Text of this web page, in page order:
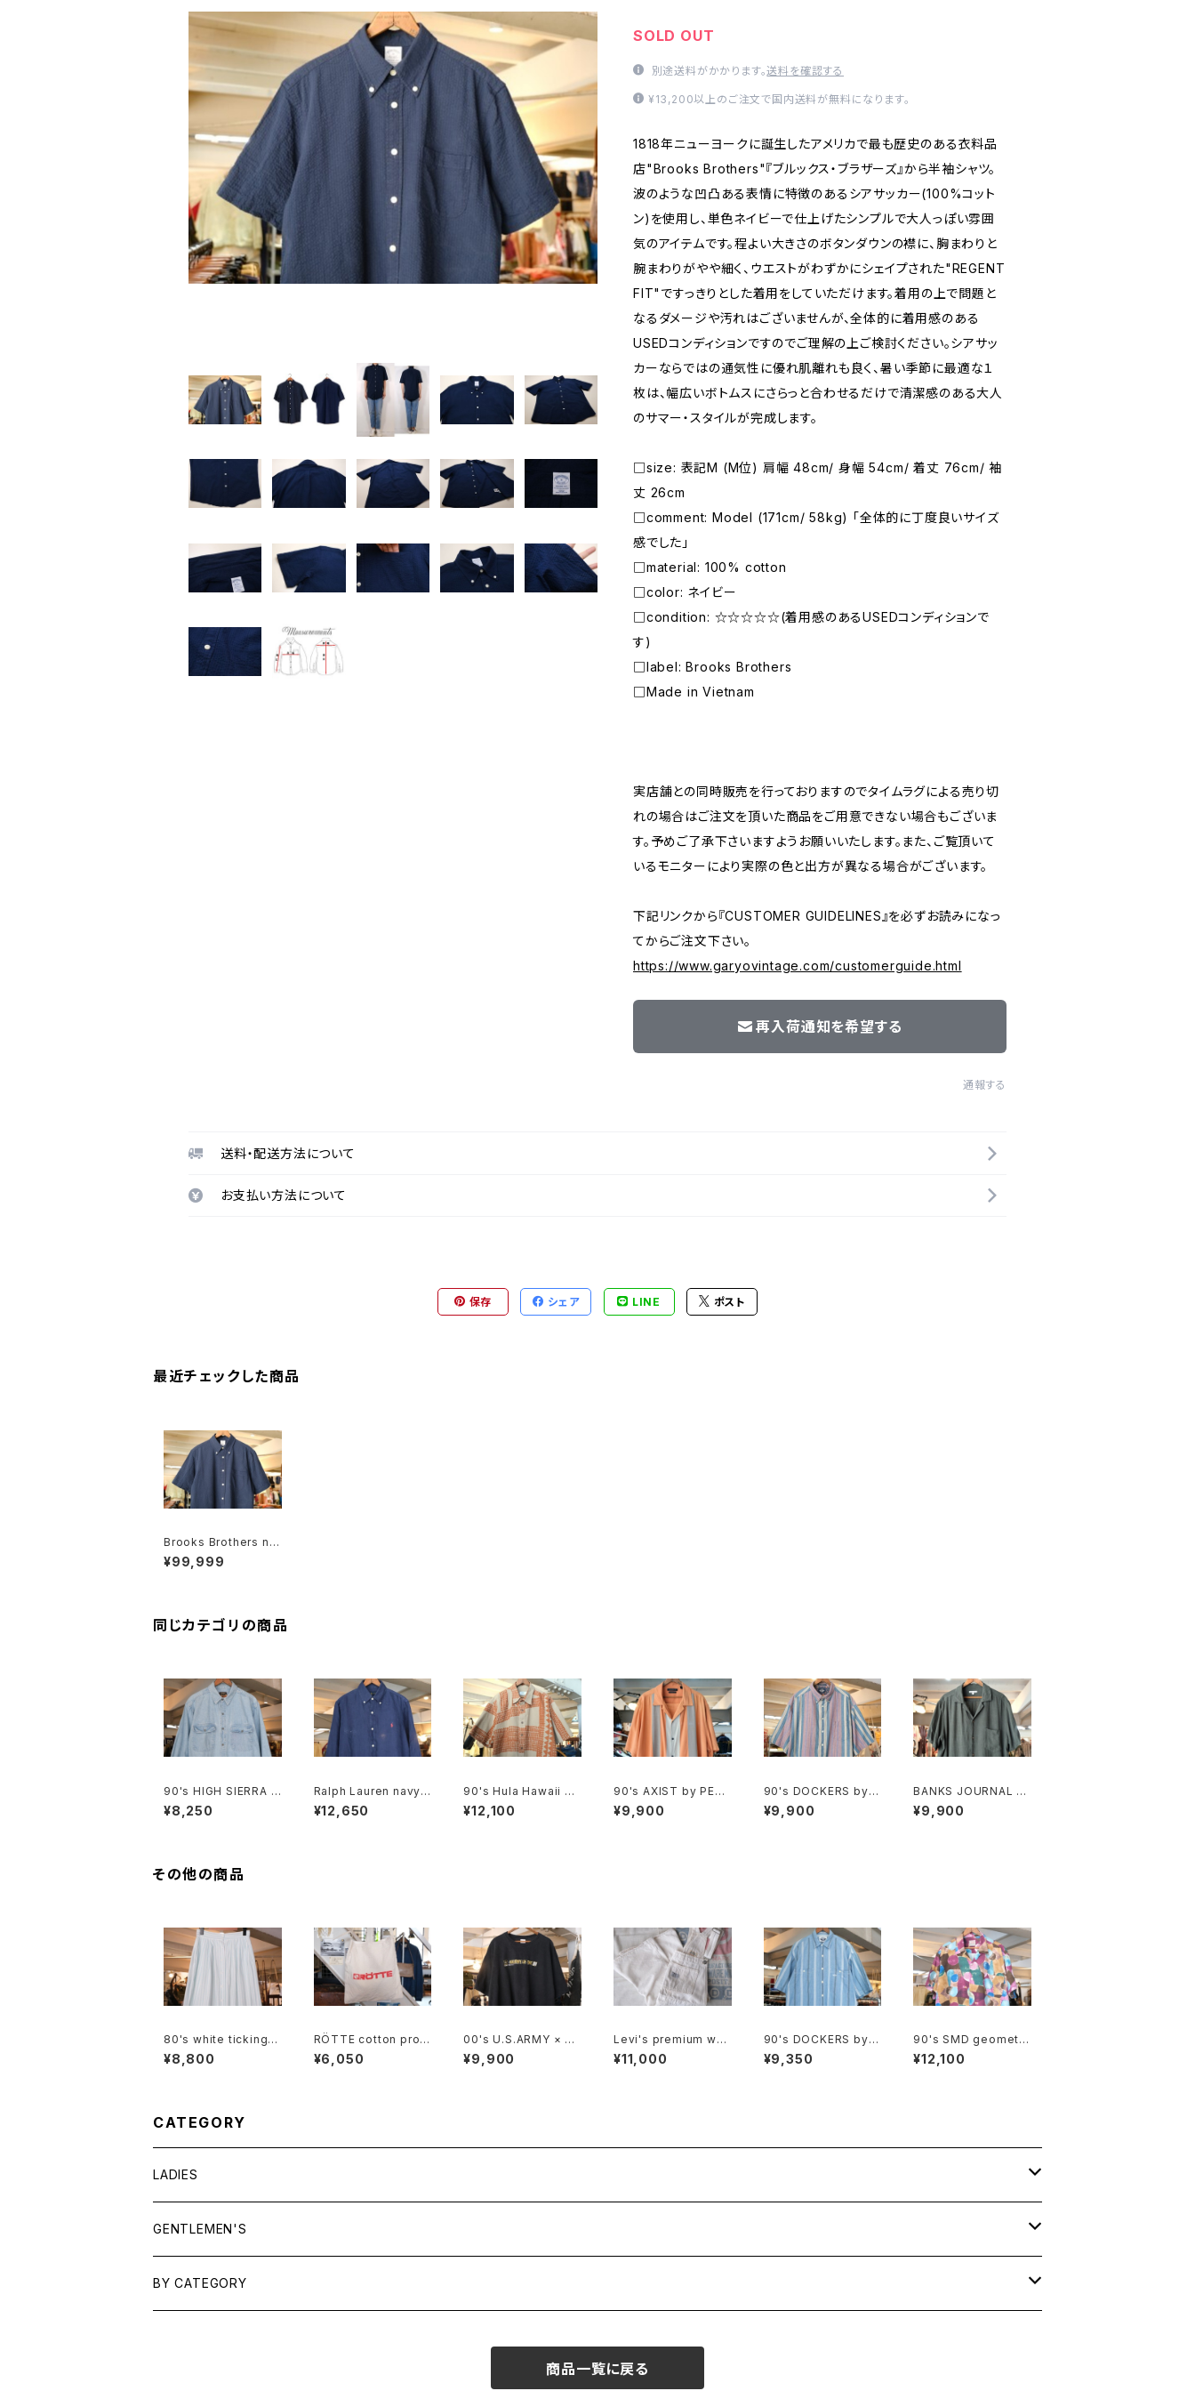
SOLD OUT
別途送料がかかります。送料を確認する
¥13,200以上のご注文で国内送料が無料になります。
1818年ニューヨークに誕生したアメリカで最も歴史のある衣料品
店"Brooks Brothers"『ブルックス・ブラザーズ』から半袖シャツ。
波のような凹凸ある表情に特徴のあるシアサッカー(100%コット
ン)を使用し、単色ネイビーで仕上げたシンプルで大人っぽい雰囲
気のアイテムです。程よい大きさのボタンダウンの襟に、胸まわりと
腕まわりがやや細く、ウエストがわずかにシェイプされた"REGENT
FIT"ですっきりとした着用をしていただけます。着用の上で問題と
なるダメージや汚れはございませんが、全体的に着用感のある
USEDコンディションですのでご理解の上ご検討ください。シアサッ
カーならではの通気性に優れ肌離れも良く、暑い季節に最適な１
枚は、幅広いボトムスにさらっと合わせるだけで清潔感のある大人
のサマー・スタイルが完成します。
□size: 表記M (M位) 肩幅 48cm/ 身幅 54cm/ 着丈 76cm/ 袖
丈 26cm
□comment: Model (171cm/ 58kg) 「全体的に丁度良いサイズ
感でした」
□material: 100% cotton
□color: ネイビー
□condition: ☆☆☆☆☆(着用感のあるUSEDコンディションで
す)
□label: Brooks Brothers
□Made in Vietnam
実店舗との同時販売を行っておりますのでタイムラグによる売り切
れの場合はご注文を頂いた商品をご用意できない場合もございま
す。予めご了承下さいますようお願いいたします。また、ご覧頂いて
いるモニターにより実際の色と出方が異なる場合がございます。
下記リンクから『CUSTOMER GUIDELINES』を必ずお読みになっ
てからご注文下さい。
https://www.garyovintage.com/customerguide.html
再入荷通知を希望する
通報する
送料・配送方法について
お支払い方法について
保存 シェア LINE ポスト
最近チェックした商品
Brooks Brothers na
vy seersucker s/s S
hirt
¥99,999
同じカテゴリの商品
90's HIGH SIERRA f
aded indigo denim
Shirt
¥8,250
Ralph Lauren navy li
nen B.D. Shirt
¥12,650
90's Hula Hawaii ge
ometric tribal patter
n Shirt
¥12,100
90's AXIST by PERR
Y ELLIS panel-patte
rn washable-silk Sh
¥9,900
90's DOCKERS by L
evi's multi-stripe a
nd botanical Shirt
¥9,900
BANKS JOURNAL ra
yon ×linen open-co
llar Shirt
¥9,900
その他の商品
80's white ticking s
triped cotton flared
Skirt
¥8,800
RÖTTE cotton prom
otional shoulder Ba
g
¥6,050
00's U.S.ARMY × NA
SCAR embroidered
logo black cotton T
¥9,900
Levi's premium whit
e Shortalls
¥11,000
90's DOCKERS by L
evi's multi-stripe c
hambray Shirt
¥9,350
90's SMD geometri
c abstract rayon op
en-collar Shirt "Mad
¥12,100
CATEGORY
LADIES
TOPS
SHIRTS
OUTERWEAR
GENTLEMEN'S
TOPS
BY CATEGORY
商品一覧に戻る